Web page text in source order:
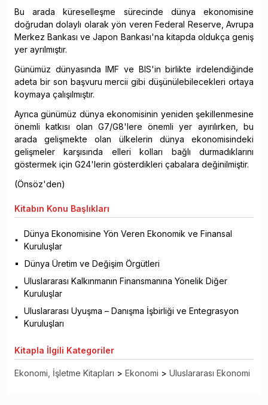
Bu arada küreselleşme sürecinde dünya ekonomisine
doğrudan dolaylı olarak yön veren Federal Reserve, Avrupa
Merkez Bankası ve Japon Bankası'na kitapda oldukça geniş
yer ayrılmıştır.
Günümüz dünyasında IMF ve BIS'in birlikte irdelendiğinde
adeta bir son başvuru mercii gibi düşünülebilecekleri ortaya
koymaya çalışılmıştır.
Ayrıca günümüz dünya ekonomisinin yeniden şekillenmesine
önemli katkısı olan G7/G8'lere önemli yer ayırılırken, bu
arada gelişmekte olan ülkelerin dünya ekonomisindeki
gelişmeler karşısında elleri kolları bağlı durmadıklarını
göstermek için G24'lerin gösterdikleri çabalara değinilmiştir.
(Önsöz'den)
Kitabın Konu Başlıkları
Dünya Ekonomisine Yön Veren Ekonomik ve Finansal
Kuruluşlar
Dünya Üretim ve Değişim Örgütleri
Uluslararası Kalkınmanın Finansmanına Yönelik Diğer
Kuruluşlar
Uluslararası Uyuşma – Danışma İşbirliği ve Entegrasyon
Kuruluşları
Kitapla İlgili Kategoriler
Ekonomi, İşletme Kitapları > Ekonomi > Uluslararası Ekonomi